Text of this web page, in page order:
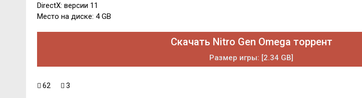
DirectX: версии 11
Место на диске: 4 GB
Скачать Nitro Gen Omega торрент
Размер игры: [2.34 GB]
62 3